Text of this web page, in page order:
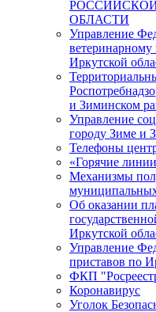
ОБЛАСТИ
Управление
Иркутской
и Зиминском
Управление
городу Зиме и
Телефоны
«Горячие
Механизмы
Об оказании
Иркутской
Управление
приставов по
ФКП
Коронавирус
Уголок